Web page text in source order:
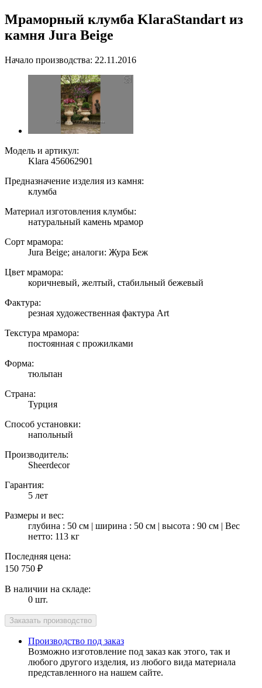
Мраморный клумба KlaraStandart из
камня Jura Beige
Начало производства: 22.11.2016
Модель и артикул:
Klara 456062901
Предназначение изделия из камня:
клумба
Материал изготовления клумбы:
натуральный камень мрамор
Сорт мрамора:
Jura Beige; аналоги: Жура Беж
Цвет мрамора:
коричневый, желтый, стабильный бежевый
Фактура:
резная художественная фактура Art
Текстура мрамора:
постоянная с прожилками
Форма:
тюльпан
Страна:
Турция
Способ установки:
напольный
Производитель:
Sheerdecor
Гарантия:
5 лет
Размеры и вес:
глубина : 50 см | ширина : 50 см | высота : 90 см | Вес
нетто: 113 кг
Последняя цена:
150 750 ₽
В наличии на складе:
0 шт.
Производство под заказ
Возможно изготовление под заказ как этого, так и
любого другого изделия, из любого вида материала
представленного на нашем сайте.